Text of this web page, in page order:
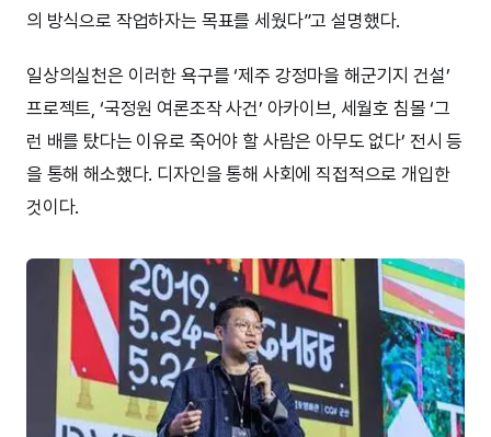
의 방식으로 작업하자는 목표를 세웠다”고 설명했다.
일상의실천은 이러한 욕구를 ‘제주 강정마을 해군기지 건설’
프로젝트, ‘국정원 여론조작 사건’ 아카이브, 세월호 침몰 ‘그
런 배를 탔다는 이유로 죽어야 할 사람은 아무도 없다’ 전시 등
을 통해 해소했다. 디자인을 통해 사회에 직접적으로 개입한
것이다.